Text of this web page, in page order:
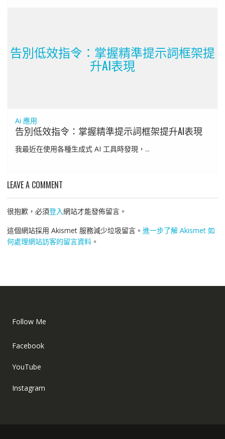
告別低效指令：掌握精準提示詞框架提
升AI表現
Ai 應用
告別低效指令：掌握精準提示詞框架提升AI表現
我最近在使用各種生成式 AI 工具時發現，...
LEAVE A COMMENT
很抱歉，必須登入網站才能發佈留言。
這個網站採用 Akismet 服務減少垃圾留言。 進一步了解 Akismet 如
何處理網站訪客的留言資料。
Follow Me
Facebook
YouTube
Instagram